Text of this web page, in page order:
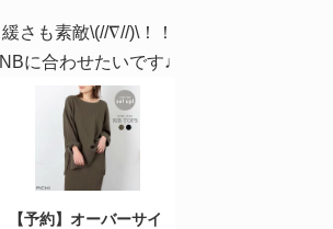
緩さも素敵\(//∇//)\！！
NBに合わせたいです♩
【予約】オーバーサイ